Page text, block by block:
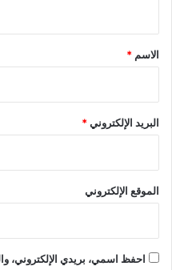
*
الاسم *
البريد الإلكتروني*
الموقع الإلكتروني
احفظ اسمي، بريدي الإلكتروني،